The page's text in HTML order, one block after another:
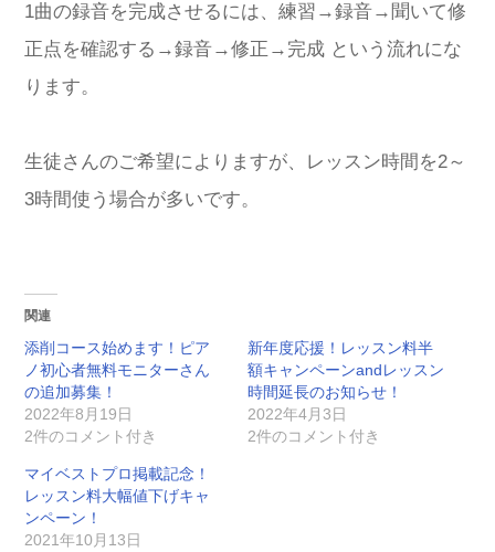
1曲の録音を完成させるには、練習→録音→聞いて修
正点を確認する→録音→修正→完成 という流れにな
ります。
生徒さんのご希望によりますが、レッスン時間を2～
3時間使う場合が多いです。
関連
添削コース始めます！ピア
ノ初心者無料モニターさん
の追加募集！
2022年8月19日
2件のコメント付き
新年度応援！レッスン料半
額キャンペーンandレッスン
時間延長のお知らせ！
2022年4月3日
2件のコメント付き
マイベストプロ掲載記念！
レッスン料大幅値下げキャ
ンペーン！
2021年10月13日